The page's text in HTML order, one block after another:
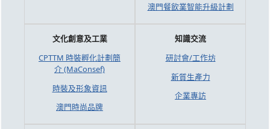
澳門餐飲業智能升級計劃
文化創意及工業
CPTTM 時裝孵化計劃簡
介 (MaConsef)
時裝及形象資訊
澳門時尚品牌
知識交流
研討會/工作坊
新質生產力
企業專訪